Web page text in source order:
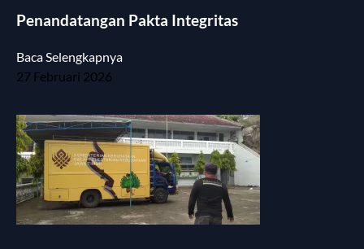
Penandatangan Pakta Integritas
Baca Selengkapnya
27 Februari 2026